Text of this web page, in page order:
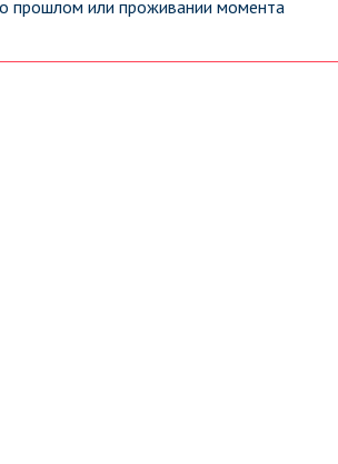
прошлом или проживании момента